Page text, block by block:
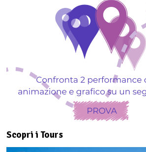
Scopri i Tours